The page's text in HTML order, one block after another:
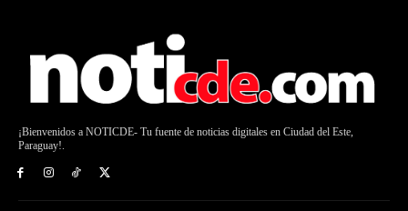
¡Bienvenidos a NOTICDE- Tu fuente de noticias digitales en Ciudad del Este,
Paraguay!.